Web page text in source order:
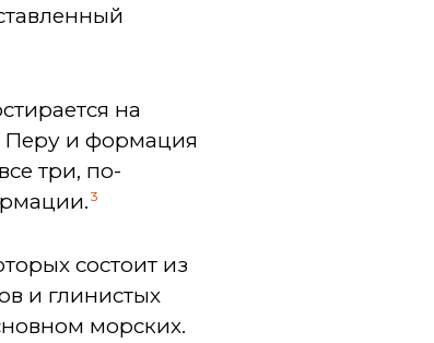
на
Перу и формация
три, по-
3
состоит из
и глинистых
морских.